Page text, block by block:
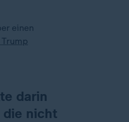
einen
darin
die nicht